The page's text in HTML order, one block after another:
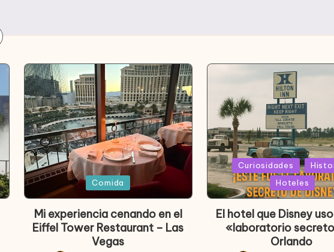
Publicada
en
Comida
Mi experiencia cenando en el
Eiffel Tower Restaurant – Las
Vegas
Publicada
en
Curiosidades
Hoteles
El hotel que Disney
«laboratorio
Orlando